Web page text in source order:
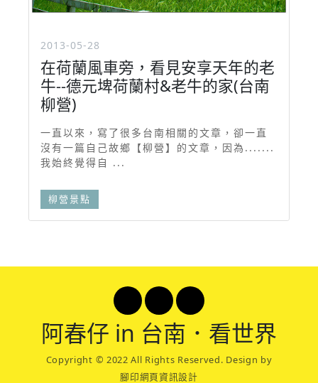
2013-05-28
在荷蘭風車旁，看見安享天年的老
牛--德元埤荷蘭村&老牛的家(台南
柳營)
一直以來，寫了很多台南相關的文章，卻一直
沒有一篇自己故鄉【柳營】的文章，因為.......
我始終覺得自 ...
柳營景點
阿春仔 in 台南．看世界
Copyright © 2022 All Rights Reserved. Design by
腳印網頁資訊設計